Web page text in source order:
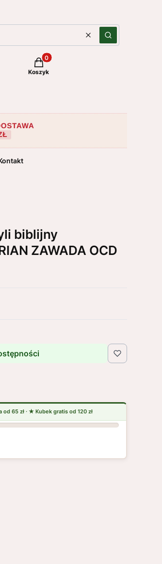
WyczyśćSzukaj
Produkty w koszyku: 0. Zobacz
Koszyk
biblijny
ZAWADA OCD